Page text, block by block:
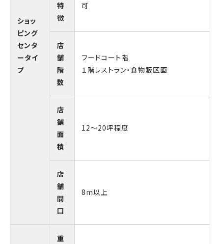
ショッ
ピング
センタ
ータイ
プ
特
徴
可
店
舗
階
数
フードコート階
１階レストラン・食物販区画
店
舗
面
積
12～20坪程度
店
舗
間
口
8m以上
重